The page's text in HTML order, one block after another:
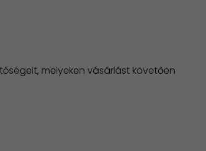
melyeken vásárlást követően